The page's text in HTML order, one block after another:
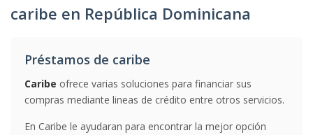
caribe en República Dominicana
Préstamos de caribe
Caribe ofrece varias soluciones para financiar sus
compras mediante lineas de crédito entre otros servicios.
En Caribe le ayudaran para encontrar la mejor opción